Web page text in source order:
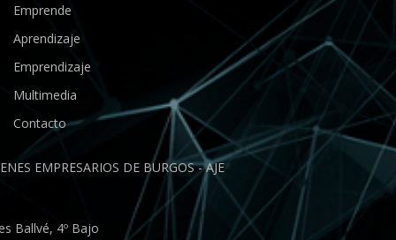
Emprende
Aprendizaje
Emprendizaje
Multimedia
Contacto
EMPRESARIOS DE BURGOS - AJE
Ballvé, 4º Bajo